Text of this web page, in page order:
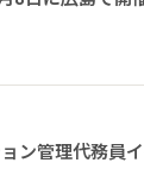
管理代務員イ